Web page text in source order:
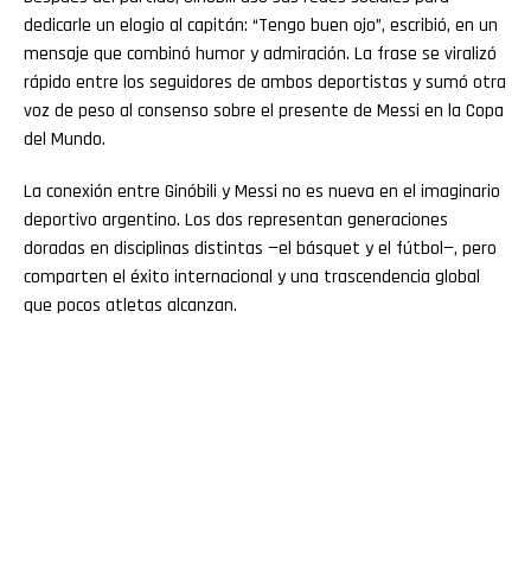
dedicarle un elogio al capitán: “Tengo buen ojo”, escribió, en un
mensaje que combinó humor y admiración. La frase se viralizó
rápido entre los seguidores de ambos deportistas y sumó otra
voz de peso al consenso sobre el presente de Messi en la Copa
del Mundo.
La conexión entre Ginóbili y Messi no es nueva en el imaginario
deportivo argentino. Los dos representan generaciones
doradas en disciplinas distintas —el básquet y el fútbol—, pero
comparten el éxito internacional y una trascendencia global
que pocos atletas alcanzan.